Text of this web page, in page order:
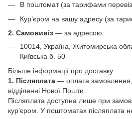
В поштомат (за тарифами
Кур’єром на вашу адресу (за
2. Самовивіз — за адресою:
10014, Україна, Житомирська
Київська б. 50
Більше інформації про доставку
1. Післяплата — оплата
відділенні Нової Пошти.
Післяплата доступна лише при
кур’єром. У поштоматах післяплата